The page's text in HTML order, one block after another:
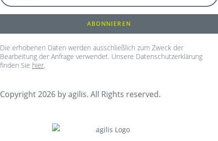
Die erhobenen Daten werden ausschließlich zum Zweck der
Bearbeitung der Anfrage verwendet. Unsere Datenschutzerklärung
finden Sie hier.
Copyright 2026 by agilis. All Rights reserved.